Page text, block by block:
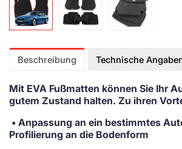
Beschreibung Technische
Mit EVA Fußmatten können Sie Ihr
gutem Zustand halten. Zu ihren
• Anpassung an ein bestimmtes
Profilierung an die Bodenform